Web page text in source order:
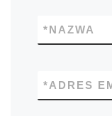
NAZWA
*
ADRES
*